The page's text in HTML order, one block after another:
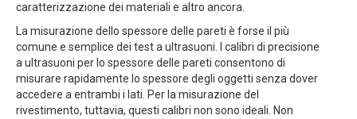
caratterizzazione dei materiali e altro ancora.
La misurazione dello spessore delle pareti è forse il più
comune e semplice dei test a ultrasuoni. I calibri di precisione
a ultrasuoni per lo spessore delle pareti consentono di
misurare rapidamente lo spessore degli oggetti senza dover
accedere a entrambi i lati. Per la misurazione del
rivestimento, tuttavia, questi calibri non sono ideali. Non